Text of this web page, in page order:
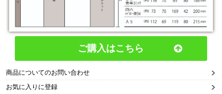
ご購入はこちら
商品についてのお問い合わせ
お気に入りに登録